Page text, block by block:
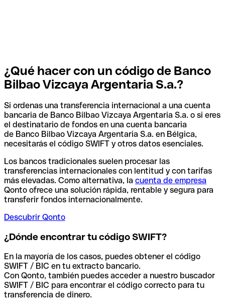
¿Qué hacer con un código de Banco
Bilbao Vizcaya Argentaria S.a.?
Si ordenas una transferencia internacional a una cuenta
bancaria de Banco Bilbao Vizcaya Argentaria S.a. o si eres
el destinatario de fondos en una cuenta bancaria
de Banco Bilbao Vizcaya Argentaria S.a. en Bélgica,
necesitarás el código SWIFT y otros datos esenciales.
Los bancos tradicionales suelen procesar las
transferencias internacionales con lentitud y con tarifas
más elevadas. Como alternativa, la cuenta de empresa
Qonto ofrece una solución rápida, rentable y segura para
transferir fondos internacionalmente.
Descubrir Qonto
¿Dónde encontrar tu código SWIFT?
En la mayoría de los casos, puedes obtener el código
SWIFT / BIC en tu extracto bancario.
Con Qonto, también puedes acceder a nuestro buscador
SWIFT / BIC para encontrar el código correcto para tu
transferencia de dinero.